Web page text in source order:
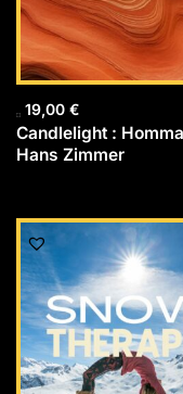
19,00 €
Candlelight :
Hans Zimmer